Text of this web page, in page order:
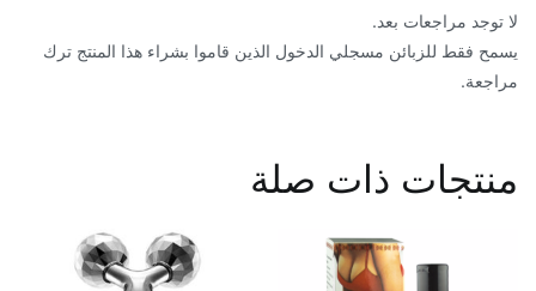
لا توجد مراجعات بعد.
يسمح فقط للزبائن مسجلي الدخول الذين قاموا بشراء هذا المنتج ترك
مراجعة.
منتجات ذات صلة